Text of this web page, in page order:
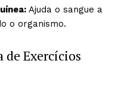
Ajuda o sangue a
o organismo.
Exercícios